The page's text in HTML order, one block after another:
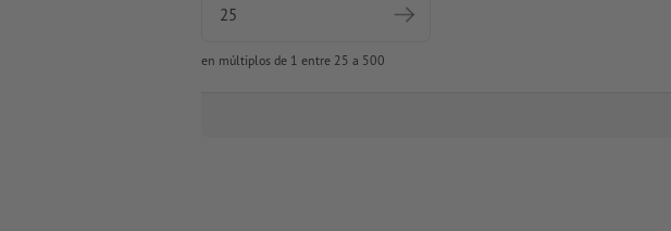
en múltiplos de 1 entre 25 a 500